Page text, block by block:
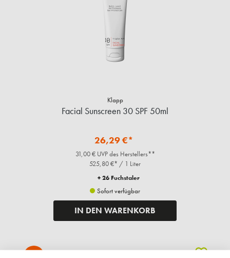
Klapp
Facial Sunscreen 30 SPF 50ml
26,29 €*
31,00 € UVP des Herstellers**
525,80 €* / 1 Liter
+ 26 Fuchstaler
Sofort verfügbar
IN DEN WARENKORB